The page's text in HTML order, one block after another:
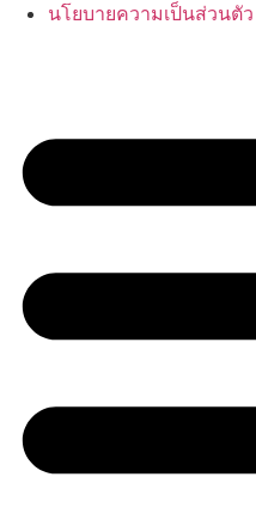
นโยบายความเป็นส่วนตัว